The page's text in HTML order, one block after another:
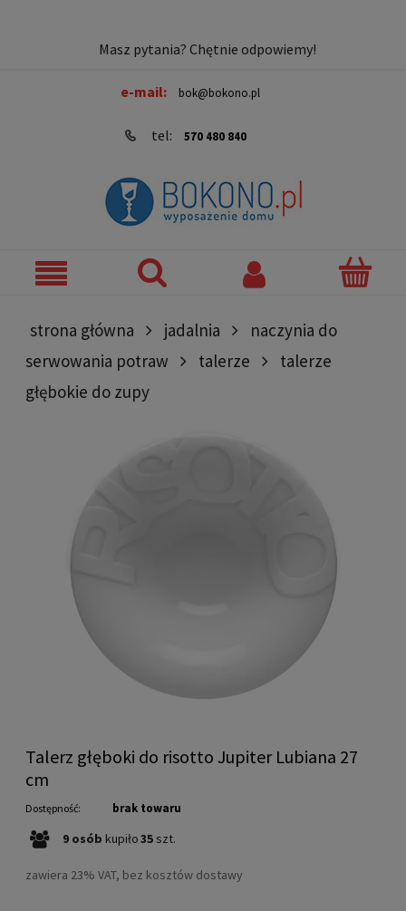
Masz pytania? Chętnie odpowiemy!
e-mail: bok@bokono.pl
tel: 570 480 840
strona główna jadalnia
naczynia do
serwowania potraw
talerze
talerze
głębokie do zupy
Talerz głęboki do risotto Jupiter Lubiana 27
cm
Dostępność: brak towaru
9 osób kupiło35 szt.
zawiera 23% VAT, bez kosztów dostawy